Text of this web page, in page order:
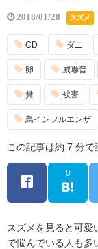
2018/01/28 スズメ
CD ダニ
卵 威嚇音
糞 被害
鳥インフルエンザ
この記事は約 7 分で
0
スズメを見ると可愛
で悩んでいる人も多